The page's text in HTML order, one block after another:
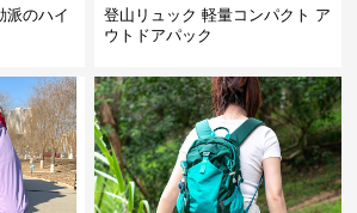
派のハイ
登山リュック 軽量コンパクト ア
ウトドアパック